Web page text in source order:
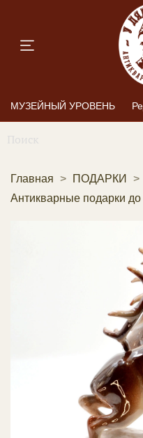
МУЗЕЙНЫЙ УРОВЕНЬ
Главная
ПОДАРКИ
Антикварные подарки